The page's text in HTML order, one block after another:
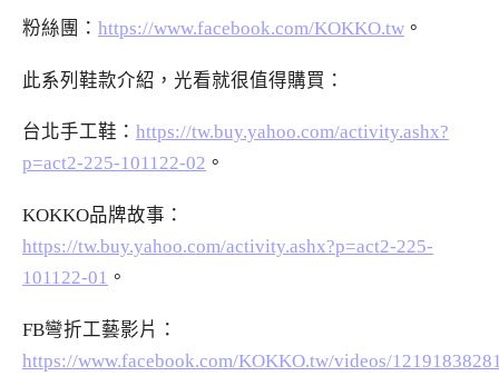
粉絲團： https://www.facebook.com/KOKKO.tw 。
此系列鞋款介紹，光看就很值得購買：
台北手工鞋： https://tw.buy.yahoo.com/activity.ashx?
p=act2-225-101122-02 。
KOKKO品牌故事：
https://tw.buy.yahoo.com/activity.ashx?p=act2-225-
101122-01 。
FB彎折工藝影片：
https://www.facebook.com/KOKKO.tw/videos/